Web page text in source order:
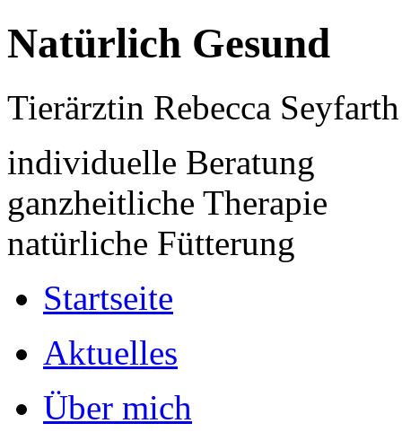
Natürlich Gesund
Tierärztin Rebecca Seyfarth
individuelle Beratung
ganzheitliche Therapie
natürliche Fütterung
Startseite
Aktuelles
Über mich